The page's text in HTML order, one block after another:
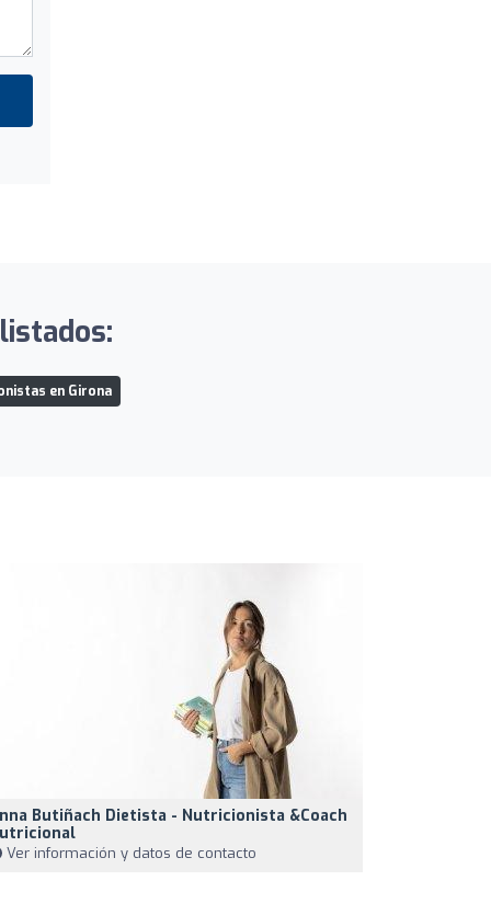
en Girona
Butiñach Dietista - Nutricionista &Coach
Ver información y datos de contacto